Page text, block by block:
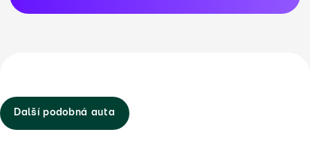
Další podobná auta